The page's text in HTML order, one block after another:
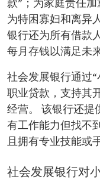
款”；为家庭责任加
为特困寡妇和离异
银行还为所有借款
每月存钱以满足未
社会发展银行通过
职业贷款，支持其
经营。 该银行还提
有工作能力但找不
且拥有专业技能或
社会发展银行对